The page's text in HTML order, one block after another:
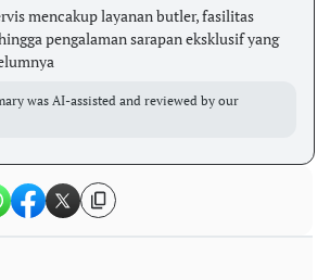
mencakup layanan butler, fasilitas
pengalaman sarapan eksklusif yang
was AI-assisted and reviewed by our